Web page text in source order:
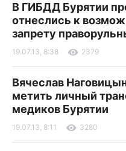
В ГИБДД Бурятии
отнеслись к
запрету
19.07.13, 8:38 2379
Вячеслав
метить личный
медиков Бурятии
19.07.13, 8:11 3280